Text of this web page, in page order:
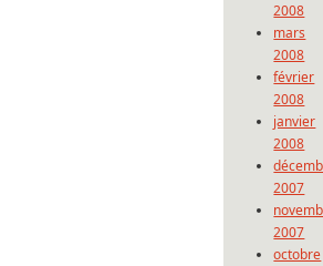
2008
mars
2008
février
2008
janvier
2008
2007
2007
octobre